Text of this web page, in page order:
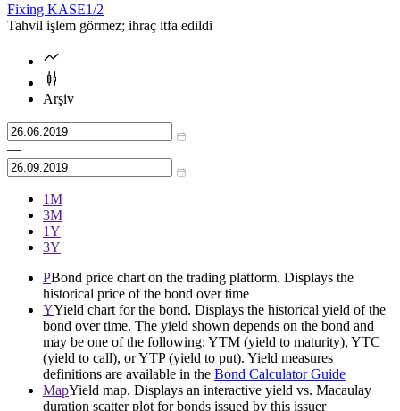
Fixing KASE1/2
Tahvil işlem görmez; ihraç itfa edildi
Arşiv
—
1М
3М
1Y
3Y
PBond price chart on the trading platform. Displays the
historical price of the bond over time
YYield chart for the bond. Displays the historical yield of the
bond over time. The yield shown depends on the bond and
may be one of the following: YTM (yield to maturity), YTC
(yield to call), or YTP (yield to put). Yield measures
definitions are available in the Bond Calculator Guide
MapYield map. Displays an interactive yield vs. Macaulay
duration scatter plot for bonds issued by this issuer